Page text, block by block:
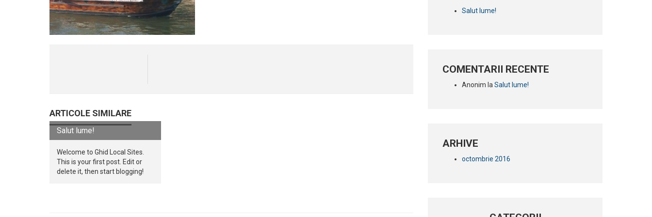
ARTICOLE SIMILARE
Salut lume!
Welcome to Ghid Local Sites.
This is your first post. Edit or
delete it, then start blogging!
Salut lume!
COMENTARII RECENTE
Anonim la Salut lume!
ARHIVE
octombrie 2016